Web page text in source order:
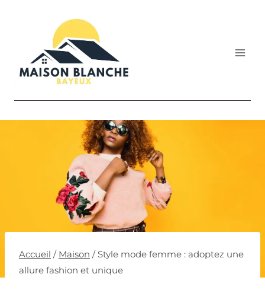
Accueil / Maison / Style mode femme : adoptez une
allure fashion et unique